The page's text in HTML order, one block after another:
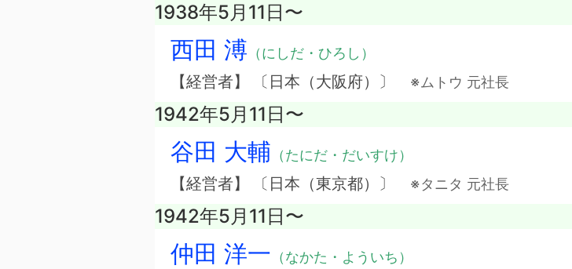
1938年5月11日〜
西田 溥 （にしだ・ひろし）
【経営者】 〔日本（大阪府）〕 ※ムトウ 元社長
1942年5月11日〜
谷田 大輔 （たにだ・だいすけ）
【経営者】 〔日本（東京都）〕 ※タニタ 元社長
1942年5月11日〜
仲田 洋一 （なかた・よういち）